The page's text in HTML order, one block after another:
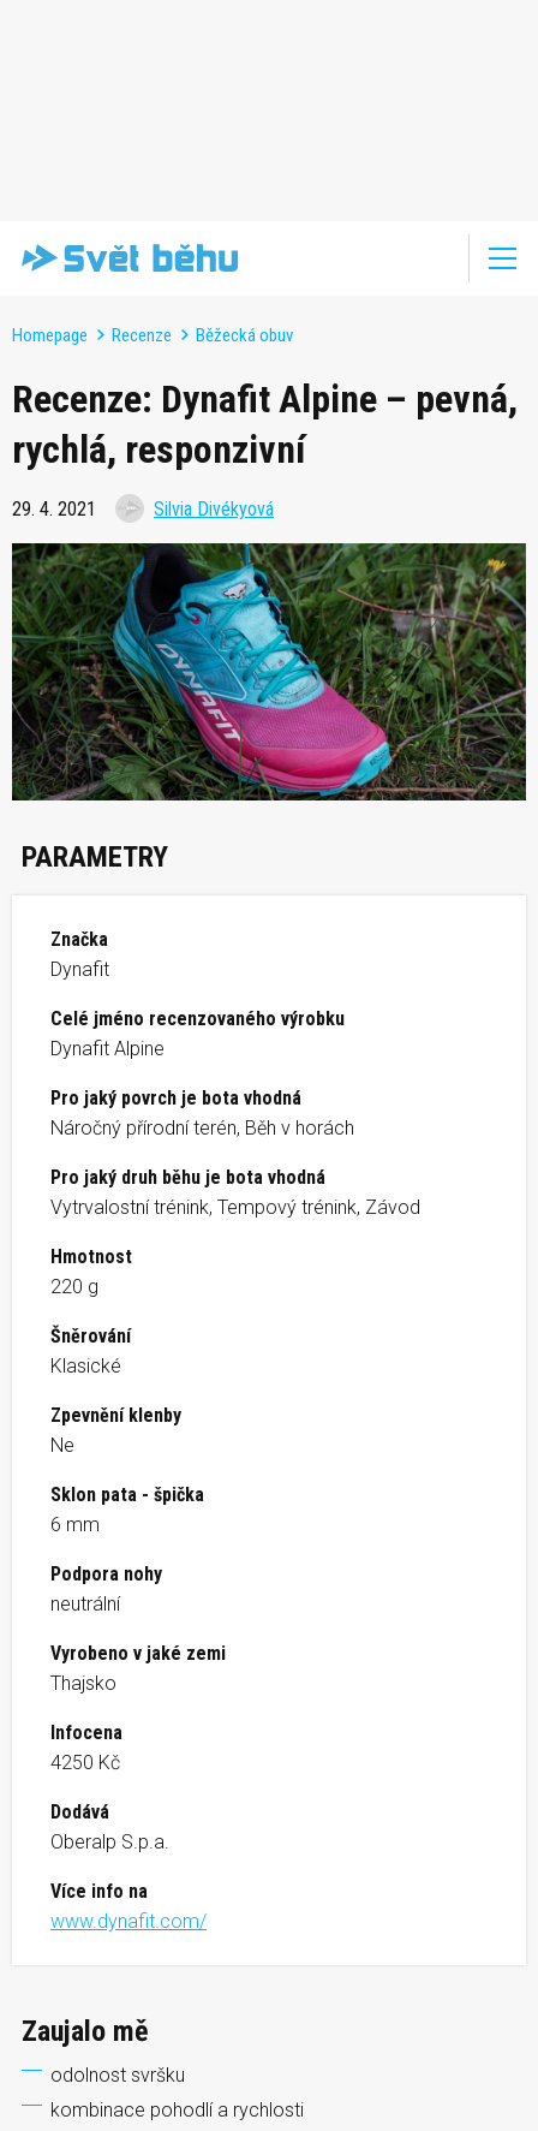
Homepage Recenze Běžecká obuv
Recenze: Dynafit Alpine – pevná,
rychlá, responzivní
29. 4. 2021 Silvia Divékyová
PARAMETRY
Značka
Dynafit
Celé jméno recenzovaného výrobku
Dynafit Alpine
Pro jaký povrch je bota vhodná
Náročný přírodní terén, Běh v horách
Pro jaký druh běhu je bota vhodná
Vytrvalostní trénink, Tempový trénink, Závod
Hmotnost
220 g
Šněrování
Klasické
Zpevnění klenby
Ne
Sklon pata - špička
6 mm
Podpora nohy
neutrální
Vyrobeno v jaké zemi
Thajsko
Infocena
4250 Kč
Dodává
Oberalp S.p.a.
Více info na
www.dynafit.com/
Zaujalo mě
odolnost svršku
kombinace pohodlí a rychlosti